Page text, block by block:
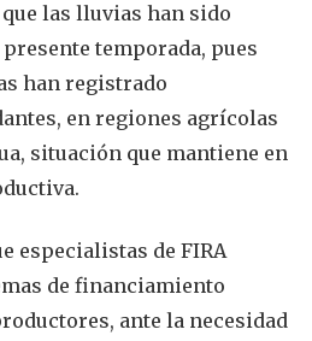
las lluvias han sido
temporada, pues
han registrado
en regiones agrícolas
situación que mantiene en
especialistas de FIRA
de financiamiento
ante la necesidad